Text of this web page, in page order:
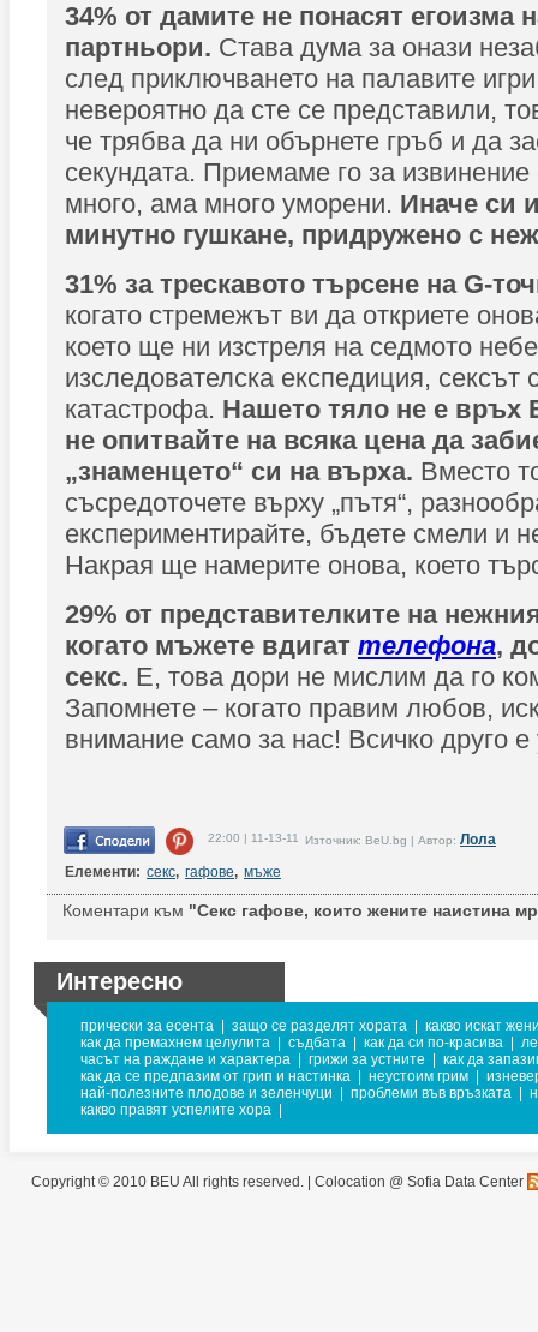
34% от дамите не понасят егоизма
партньори. Става дума за онази
след приключването на палавите
невероятно да сте се представили,
че трябва да ни обърнете гръб и да
секундата. Приемаме го за извинение
много, ама много уморени. Иначе си
минутно гушкане, придружено с
31% за трескавото търсене на G-
когато стремежът ви да откриете
което ще ни изстреля на седмото
изследователска експедиция, сексът
катастрофа. Нашето тяло не е връх
не опитвайте на всяка цена да
„знаменцето“ си на върха. Вместо
съсредоточете върху „пътя“,
експериментирайте, бъдете смели и
Накрая ще намерите онова, което
29% от представителките на
когато мъжете вдигат телефона,
секс. Е, това дори не мислим да го
Запомнете – когато правим любов,
внимание само за нас! Всичко друго
22:00 | 11-13-11 Източник: BeU.bg | Автор: Лола
Елементи: секс, гафове, мъже
Коментари към "Секс гафове, които жените наистина
Интересно
прически за есента защо се разделят хората
какво искат
как да премахнем целулита
съдбата как да си по-красива
часът на раждане и характера
грижи за устните
как да
как да се предпазим от грип и настинка
неустоим грим
най-полезните плодове и зеленчуци
проблеми във връзката
какво правят успелите хора
Copyright © 2010 BEU All rights reserved. | Colocation @ Sofia Data Center